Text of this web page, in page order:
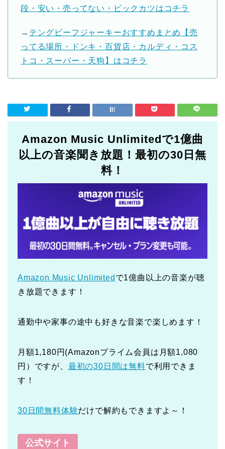
段・安い・売ってない・ビックカツはコチラ
→ テングビーフジャーキーおすすめまとめ【売
ってる場所・ドンキ・百貨店・カルディ・コス
トコ・スーパー・天狗】はコチラ
Amazon Music Unlimitedで1億曲
以上の音楽聞き放題！最初の30日無
料！
Amazon Music Unlimited で1億曲以上の音楽が聴
き放題できます！
通勤中や家事の途中も好きな音楽で楽しめます！
月額1,180円(Amazonプライム会員は月額1,080
円）ですが、 最初の30日間は無料で利用できま
す！
30日間無料体験だけで解約もできますよ～！
公式サイト